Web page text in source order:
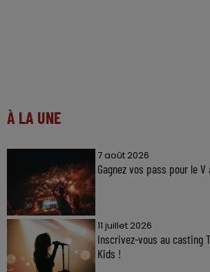
À LA UNE
7 août 2026
Gagnez vos pass pour le
11 juillet 2026
Inscrivez-vous au casting
Kids !